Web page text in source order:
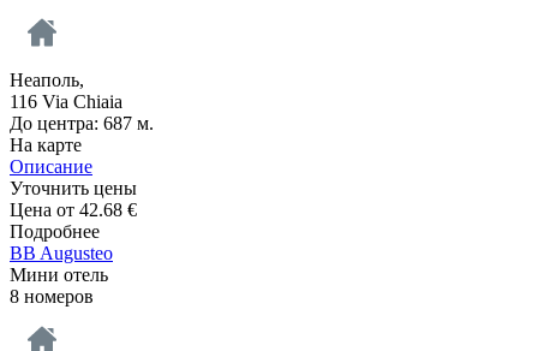
Неаполь,
116 Via Chiaia
До центра: 687 м.
На карте
Описание
Уточнить цены
Цена от 42.68 €
Подробнее
BB Augusteo
Мини отель
8 номеров